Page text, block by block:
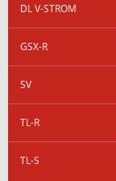
DL V-STROM
GSX-R
SV
TL-R
TL-S